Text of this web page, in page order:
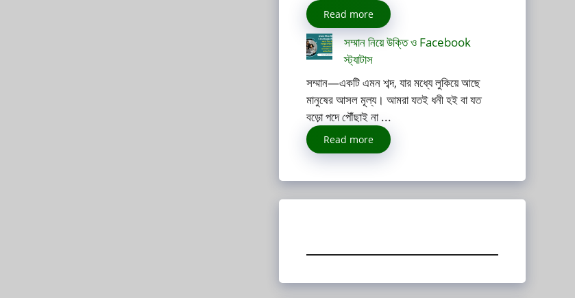
Read more
সম্মান নিয়ে উক্তি ও Facebook
স্ট্যাটাস
সম্মান—একটি এমন শব্দ, যার মধ্যে লুকিয়ে আছে
মানুষের আসল মূল্য। আমরা যতই ধনী হই বা যত
বড়ো পদে পৌঁছাই না ...
Read more